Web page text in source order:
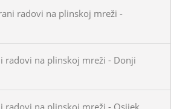
radovi na plinskoj mreži -
radovi na plinskoj mreži - Donji
radovi na plinskoj mreži - Osijek